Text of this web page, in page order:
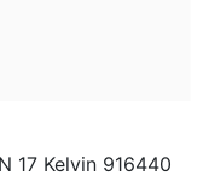
17 Kelvin 916440